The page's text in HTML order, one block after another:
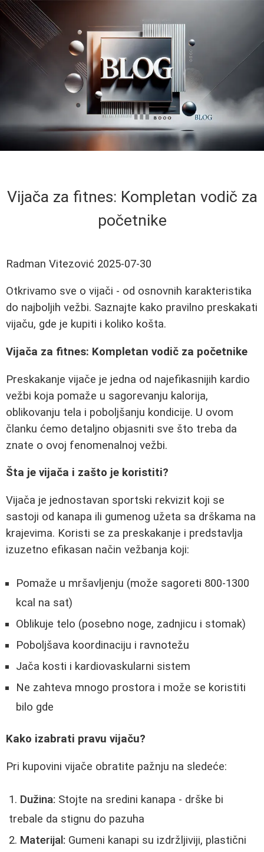
Vijača za fitnes: Kompletan vodič za
početnike
Radman Vitezović 2025-07-30
Otkrivamo sve o vijači - od osnovnih karakteristika
do najboljih vežbi. Saznajte kako pravilno preskakati
vijaču, gde je kupiti i koliko košta.
Vijača za fitnes: Kompletan vodič za početnike
Preskakanje vijače je jedna od najefikasnijih kardio
vežbi koja pomaže u sagorevanju kalorija,
oblikovanju tela i poboljšanju kondicije. U ovom
članku ćemo detaljno objasniti sve što treba da
znate o ovoj fenomenalnoj vežbi.
Šta je vijača i zašto je koristiti?
Vijača je jednostavan sportski rekvizit koji se
sastoji od kanapa ili gumenog užeta sa drškama na
krajevima. Koristi se za preskakanje i predstavlja
izuzetno efikasan način vežbanja koji:
Pomaže u mršavljenju (može sagoreti 800-1300
kcal na sat)
Oblikuje telo (posebno noge, zadnjicu i stomak)
Poboljšava koordinaciju i ravnotežu
Jača kosti i kardiovaskularni sistem
Ne zahteva mnogo prostora i može se koristiti
bilo gde
Kako izabrati pravu vijaču?
Pri kupovini vijače obratite pažnju na sledeće:
Dužina: Stojte na sredini kanapa - drške bi
trebale da stignu do pazuha
Materijal: Gumeni kanapi su izdržljiviji, plastični